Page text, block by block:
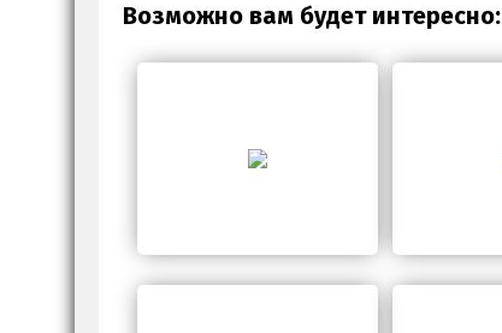
Возможно вам будет интересно: